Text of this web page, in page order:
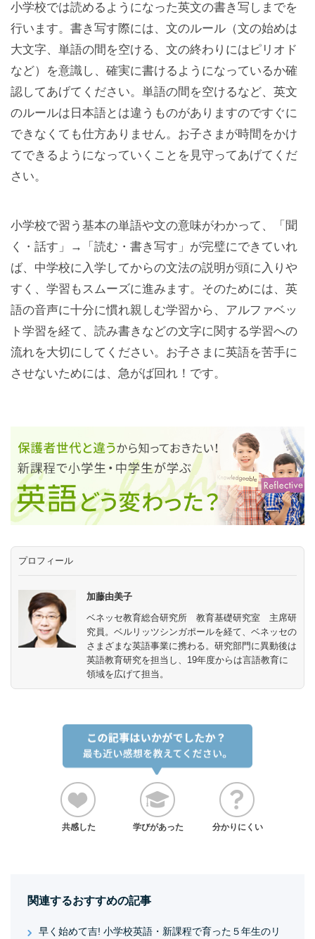
小学校では読めるようになった英文の書き写しまでを
行います。書き写す際には、文のルール（文の始めは
大文字、単語の間を空ける、文の終わりにはピリオド
など）を意識し、確実に書けるようになっているか確
認してあげてください。単語の間を空けるなど、英文
のルールは日本語とは違うものがありますのですぐに
できなくても仕方ありません。お子さまが時間をかけ
てできるようになっていくことを見守ってあげてくだ
さい。
小学校で習う基本の単語や文の意味がわかって、「聞
く・話す」→「読む・書き写す」が完璧にできていれ
ば、中学校に入学してからの文法の説明が頭に入りや
すく、学習もスムーズに進みます。そのためには、英
語の音声に十分に慣れ親しむ学習から、アルファベッ
ト学習を経て、読み書きなどの文字に関する学習への
流れを大切にしてください。お子さまに英語を苦手に
させないためには、急がば回れ！です。
プロフィール
加藤由美子
ベネッセ教育総合研究所 教育基礎研究室 主席研
究員。ベルリッツシンガポールを経て、ベネッセの
さまざまな英語事業に携わる。研究部門に異動後は
英語教育研究を担当し、19年度からは言語教育に
領域を広げて担当。
共感した 学びがあった 分かりにくい
関連するおすすめの記事
早く始めて吉! 小学校英語・新課程で育った５年生のリ